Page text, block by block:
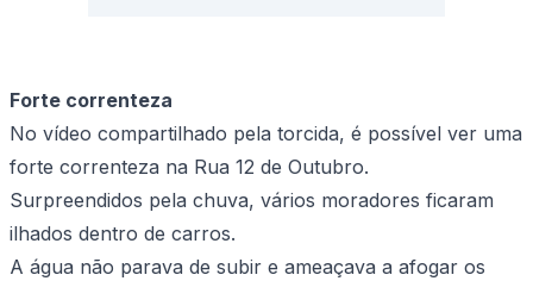
Forte correnteza
No vídeo compartilhado pela torcida, é possível ver uma
forte correnteza na Rua 12 de Outubro.
Surpreendidos pela chuva, vários moradores ficaram
ilhados dentro de carros.
A água não parava de subir e ameaçava a afogar os